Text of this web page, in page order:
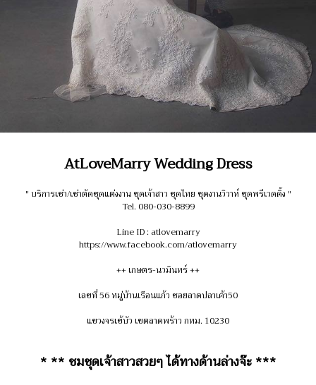
AtLoveMarry Wedding Dress
" บริการเช่า/เช่าตัดชุดแต่งงาน ชุดเจ้าสาว ชุดไทย ชุดงานวิวาห์ ชุดพรีเวดดิ้ง "
Tel. 080-030-8899
Line ID : atlovemarry
https://www.facebook.com/atlovemarry
++ เกษตร-นวมินทร์ ++
เลขที่ 56 หมู่บ้านเรือนแก้ว ซอยลาดปลาเค้า50
แขวงจรเข้บัว เขตลาดพร้าว กทม. 10230
* ** ชมชุดเจ้าสาวสวยๆ ได้ทางด้านล่างจ๊ะ ***